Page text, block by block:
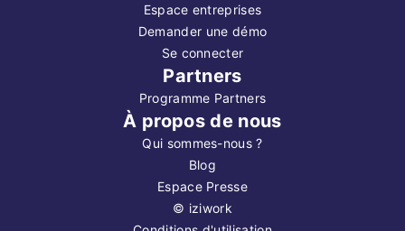
Espace entreprises
Demander une démo
Se connecter
Partners
Programme Partners
À propos de nous
Qui sommes-nous ?
Blog
Espace Presse
© iziwork